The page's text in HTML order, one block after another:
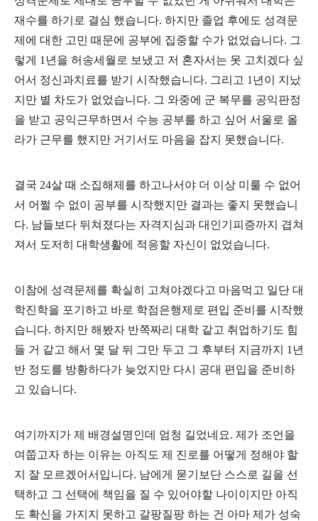
재수를 하기로 결심 했습니다. 하지만 졸업 후에도 성격문
제에 대한 고민 때문에 공부에 집중할 수가 없었습니다. 그
렇게 1년을 허송세월로 보냈고 저 혼자서는 못 고치겠다 싶
어서 정신과치료를 받기 시작했습니다. 그리고 1년이 지났
지만 별 차도가 없었습니다. 그 와중에 군 복무를 공익판정
을 받고 공익근무하면서 수능 공부를 하고 싶어 서울로 올
라가 근무를 했지만 거기서도 마음을 잡지 못했습니다.
결국 24살 때 소집해제를 하고나서야 더 이상 미룰 수 없어
서 어쩔 수 없이 공부를 시작했지만 결과는 좋지 못했습니
다. 남들보다 뒤쳐졌다는 자격지심과 대인기피증까지 겹쳐
져서 도저히 대학생활에 적응할 자신이 없었습니다.
이참에 성격문제를 확실히 고쳐야겠다고 마음먹고 일단 대
학진학을 포기하고 바로 학점은행제로 편입 준비를 시작했
습니다. 하지만 해봤자 반쪽짜리 대학 같고 취업하기도 힘
들 거 같고 해서 몇 달 뒤 그만 두고 그 후부터 지금까지 1년
반 정도를 방황하다가 늦었지만 다시 공대 편입을 준비하
고 있습니다.
여기까지가 제 배경설명인데 엄청 길었네요. 제가 조언을
여쭙고자 하는 이유는 아직도 제 진로를 어떻게 정해야 할
지 잘 모르겠어서입니다. 남에게 묻기보단 스스로 길을 선
택하고 그 선택에 책임을 질 수 있어야할 나이이지만 아직
도 확신을 가지지 못하고 갈팡질팡 하는 건 아마 제가 성숙